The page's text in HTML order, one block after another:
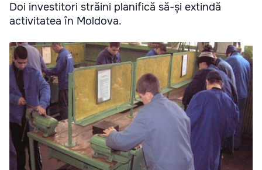
Doi investitori străini planifică să-și extindă
activitatea în Moldova.